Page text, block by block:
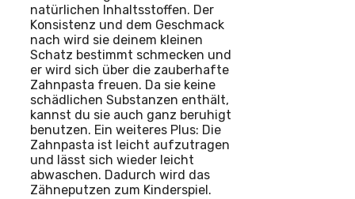
natürlichen Inhaltsstoffen. Der
Konsistenz und dem Geschmack
nach wird sie deinem kleinen
Schatz bestimmt schmecken und
er wird sich über die zauberhafte
Zahnpasta freuen. Da sie keine
schädlichen Substanzen enthält,
kannst du sie auch ganz beruhigt
benutzen. Ein weiteres Plus: Die
Zahnpasta ist leicht aufzutragen
und lässt sich wieder leicht
abwaschen. Dadurch wird das
Zähneputzen zum Kinderspiel.